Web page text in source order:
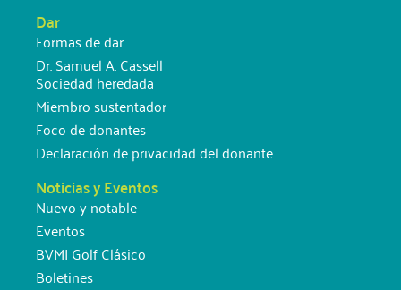
Dar
Formas de dar
Dr. Samuel A. Cassell
Sociedad heredada
Miembro sustentador
Foco de donantes
Declaración de privacidad del donante
Noticias y Eventos
Nuevo y notable
Eventos
BVMI Golf Clásico
Boletines